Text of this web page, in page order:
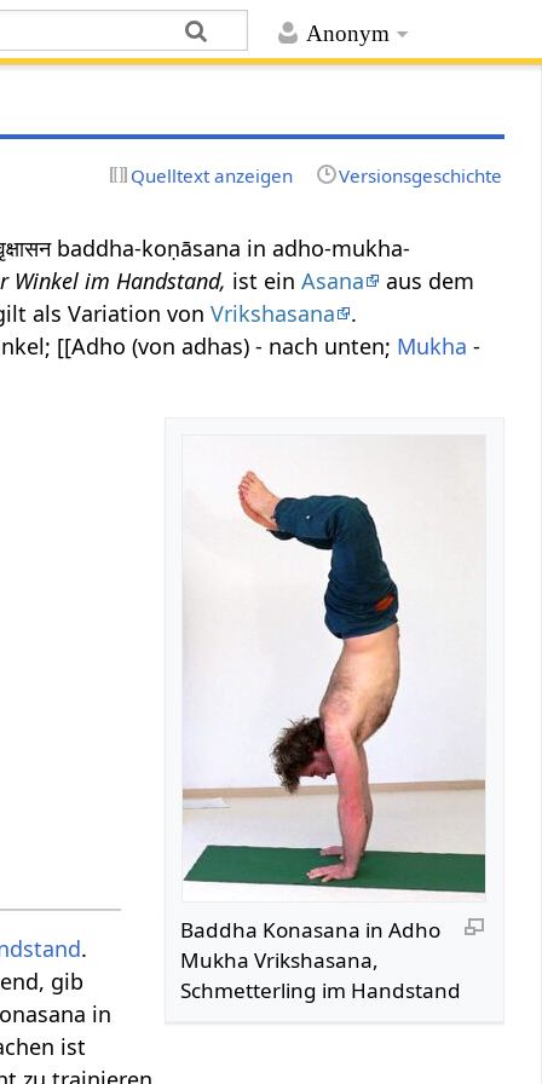
Anonym
Quelltext anzeigen Versionsgeschichte
baddha-koṇāsana in adho-mukha-
Winkel im Handstand, ist einAsana
aus dem
als Variation vonVrikshasana
.
[[Adho (von adhas) - nach unten; Mukha -
Baddha Konasana in Adho
Mukha Vrikshasana,
Schmetterling im Handstand
.
gib
in
ist